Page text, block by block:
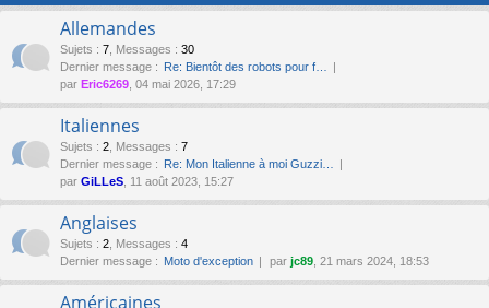
Allemandes
Sujets : 7 Messages : 30
Dernier message : Re: Bientôt des robots pour f…
par Eric6269 , 04 mai 2026, 17:29
Italiennes
Sujets : 2 Messages : 7
Dernier message : Re: Mon Italienne à moi Guzzi…
par GiLLeS , 11 août 2023, 15:27
Anglaises
Sujets : 2 Messages : 4
Dernier message : Moto d'exception par jc89 , 21 mars 2024, 18:53
Américaines